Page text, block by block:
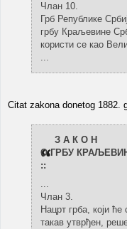
Члан 10.
Грб Републике
грбу Краљевине
користи се као
...
Citat zakona donetog 1882.
З А К О Н
О ГРБУ
::
...
Члан 3.
Нацрт грба, који
такав утврђен,